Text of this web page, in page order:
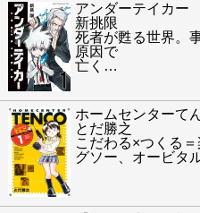
アンダーテイカー
新挑限
死者が甦る世界。
原因で
亡く …
ホームセンターて
とだ勝之
こだわる×つくる
グソー、オービタ